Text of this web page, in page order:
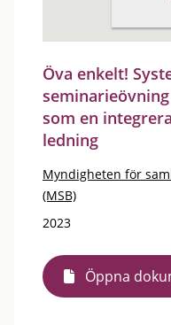
Öva enkelt!
som en
ledning
Myndigheten för
(MSB)
2023
Öppna